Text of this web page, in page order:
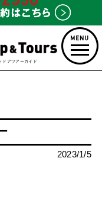
ドアツアーガイド
2023/1/5